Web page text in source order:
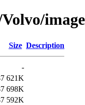
Size Description
-
621K
698K
592K